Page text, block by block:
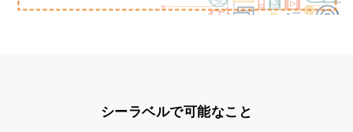
シーラベルで可能なこと